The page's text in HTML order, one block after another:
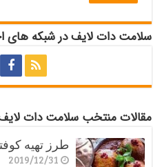
سلامت دات لایف در شبکه های
مقالات منتخب سلامت دات
طرز تهیه
2019/12/31